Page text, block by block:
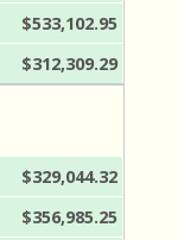
$533,102.95
$312,309.29
$329,044.32
$356,985.25